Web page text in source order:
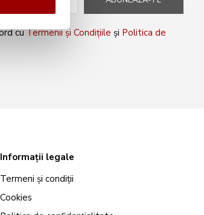
cuTermenii și Condițiile și Politica de
Informații legale
Termeni și condiții
Cookies